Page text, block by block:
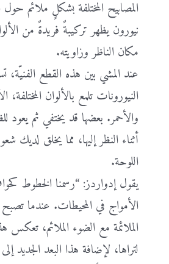
المصابيح المختلفة بشكلٍ ملائم
نيورون يظهر تركيبةً فريدةً من
مكان الناظر وزاويته.
عند المشي بين هذه القطع
النيورونات تلمع بالألوان
والأحمر. بعضها قد يختفي ثم يعود
أثناء النظر إليها، مما يخلق لديك
اللوحة.
يقول إدواردز: “رسمنا الخطوط
الأمواج في المحيطات. عندما تصبح
الملائمة مع الضوء الملائم،
لتراها، لإضافة هذا البعد الجديد